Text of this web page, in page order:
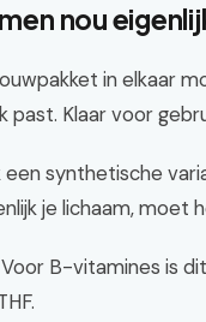
nou
in elkaar
Klaar voor
synthetische
je lichaam,
B-vitamines is